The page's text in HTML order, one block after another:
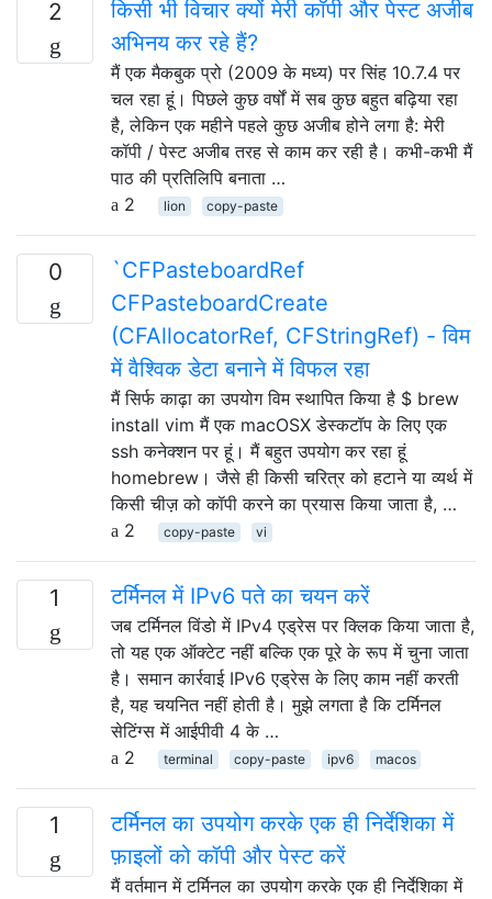
2
किसी भी विचार क्यों मेरी कॉपी और पेस्ट अजीब
अभिनय कर रहे हैं?
मैं एक मैकबुक प्रो (2009 के मध्य) पर सिंह 10.7.4 पर
चल रहा हूं। पिछले कुछ वर्षों में सब कुछ बहुत बढ़िया रहा
है, लेकिन एक महीने पहले कुछ अजीब होने लगा है: मेरी
कॉपी / पेस्ट अजीब तरह से काम कर रही है। कभी-कभी मैं
पाठ की प्रतिलिपि बनाता …
2
lion copy-paste
0
`CFPasteboardRef
CFPasteboardCreate
(CFAllocatorRef, CFStringRef) - विम
में वैश्विक डेटा बनाने में विफल रहा
मैं सिर्फ काढ़ा का उपयोग विम स्थापित किया है $ brew
install vim मैं एक macOSX डेस्कटॉप के लिए एक
ssh कनेक्शन पर हूं। मैं बहुत उपयोग कर रहा हूं
homebrew। जैसे ही किसी चरित्र को हटाने या व्यर्थ में
किसी चीज़ को कॉपी करने का प्रयास किया जाता है, …
2
copy-paste vi
1 टर्मिनल में IPv6 पते का चयन करें
जब टर्मिनल विंडो में IPv4 एड्रेस पर क्लिक किया जाता है,
तो यह एक ऑक्टेट नहीं बल्कि एक पूरे के रूप में चुना जाता
है। समान कार्रवाई IPv6 एड्रेस के लिए काम नहीं करती
है, यह चयनित नहीं होती है। मुझे लगता है कि टर्मिनल
सेटिंग्स में आईपीवी 4 के …
2
terminal copy-paste ipv6 macos
1
टर्मिनल का उपयोग करके एक ही निर्देशिका में
फ़ाइलों को कॉपी और पेस्ट करें
मैं वर्तमान में टर्मिनल का उपयोग करके एक ही निर्देशिका में